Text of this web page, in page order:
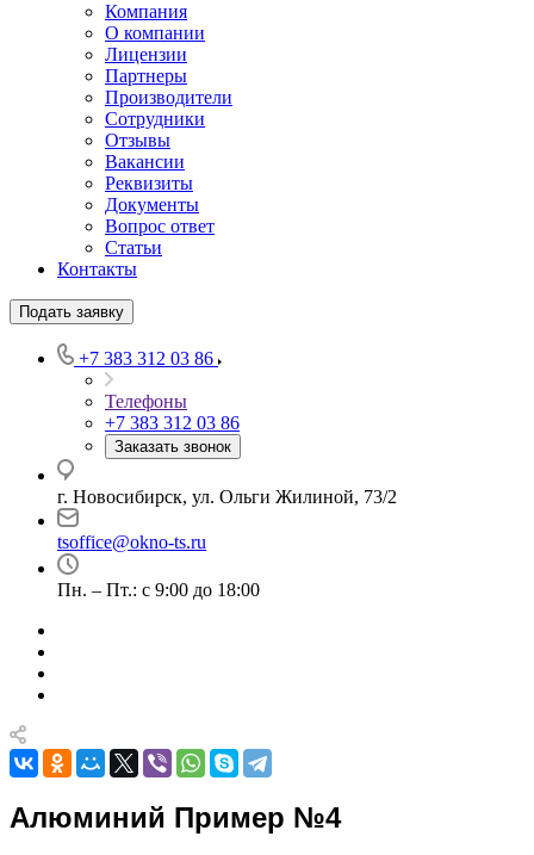
Компания
О компании
Лицензии
Партнеры
Производители
Сотрудники
Отзывы
Вакансии
Реквизиты
Документы
Вопрос ответ
Статьи
Контакты
Подать заявку
+7 383 312 03 86
Телефоны
+7 383 312 03 86
Заказать звонок
г. Новосибирск, ул. Ольги Жилиной, 73/2
tsoffice@okno-ts.ru
Пн. – Пт.: с 9:00 до 18:00
Алюминий Пример №4